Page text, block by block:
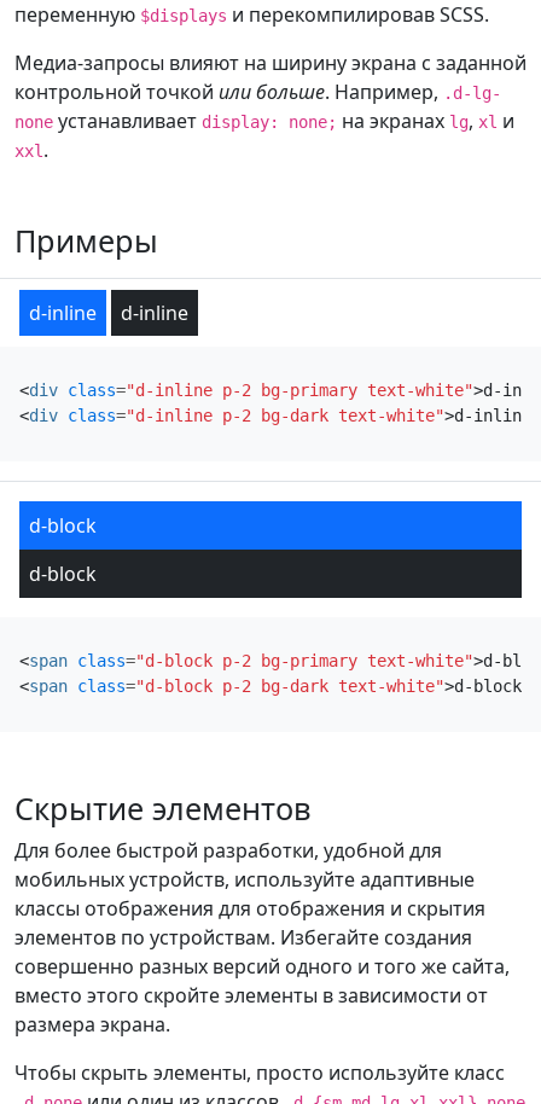
переменную $displays и перекомпилировав SCSS.
Медиа-запросы влияют на ширину экрана с заданной
контрольной точкой или больше. Например, .d-lg-
none устанавливает display: none; на экранах lg, xl и
xxl .
Примеры
d-inline d-inline
<div class="d-inline p-2 bg-primary text-white">d-
<div class="d-inline p-2 bg-dark text-white">d-inline
d-block
d-block
<span class="d-block p-2 bg-primary text-white">d-
<span class="d-block p-2 bg-dark text-white">d-block
Скрытие элементов
Для более быстрой разработки, удобной для
мобильных устройств, используйте адаптивные
классы отображения для отображения и скрытия
элементов по устройствам. Избегайте создания
совершенно разных версий одного и того же сайта,
вместо этого скройте элементы в зависимости от
размера экрана.
Чтобы скрыть элементы, просто используйте класс